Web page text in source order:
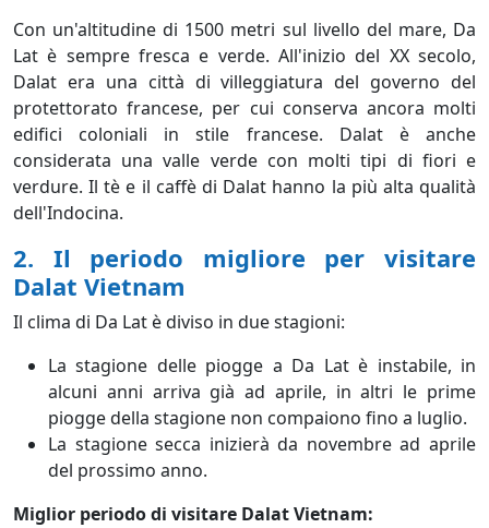
Con un'altitudine di 1500 metri sul livello del mare, Da
Lat è sempre fresca e verde. All'inizio del XX secolo,
Dalat era una città di villeggiatura del governo del
protettorato francese, per cui conserva ancora molti
edifici coloniali in stile francese. Dalat è anche
considerata una valle verde con molti tipi di fiori e
verdure. Il tè e il caffè di Dalat hanno la più alta qualità
dell'Indocina.
2. Il periodo migliore per visitare
Dalat Vietnam
Il clima di Da Lat è diviso in due stagioni:
La stagione delle piogge a Da Lat è instabile, in
alcuni anni arriva già ad aprile, in altri le prime
piogge della stagione non compaiono fino a luglio.
La stagione secca inizierà da novembre ad aprile
del prossimo anno.
Miglior periodo di visitare Dalat Vietnam: